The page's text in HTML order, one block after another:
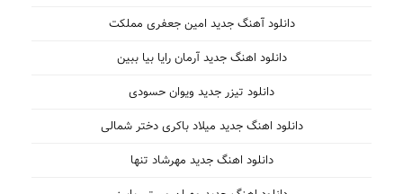
دانلود آهنگ جدید امین جعفری مملکت
دانلود اهنگ جدید آرمان رایا بیا ببین
دانلود تیزر جدید ویوان حسودی
دانلود اهنگ جدید میلاد باکری دختر شمالی
دانلود اهنگ جدید مهرشاد تنها